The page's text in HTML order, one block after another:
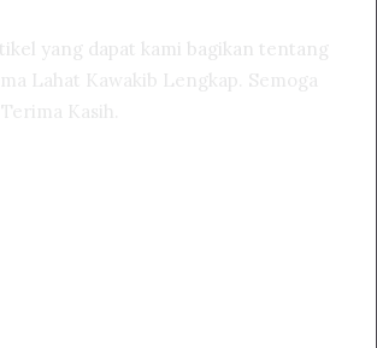
yang dapat kami bagikan tentang
Lahat Kawakib Lengkap. Semoga
Kasih.